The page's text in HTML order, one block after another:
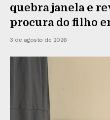
quebra janela e
procura do filho
3 de agosto de 2026